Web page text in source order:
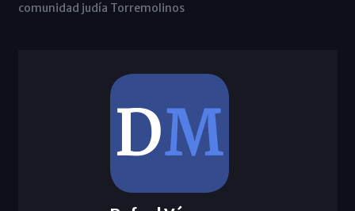
comunidad judía Torremolinos